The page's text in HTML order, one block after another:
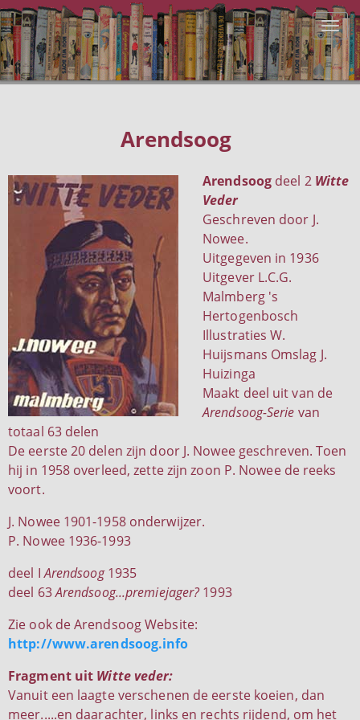
Arendsoog
Arendsoogdeel 2 Witte
Veder
Geschreven door J.
Nowee.
Uitgegeven in 1936
Uitgever L.C.G.
Malmberg 's
Hertogenbosch
Illustraties W.
Huijsmans Omslag J.
Huizinga
Maakt deel uit van de
Arendsoog-Serie van
totaal 63 delen
De eerste 20 delen zijn door J. Nowee geschreven. Toen
hij in 1958 overleed, zette zijn zoon P. Nowee de reeks
voort.
J. Nowee 1901-1958 onderwijzer.
P. Nowee 1936-1993
deel IArendsoog1935
deel 63Arendsoog...premiejager?1993
Zie ook de Arendsoog Website:
http://www.arendsoog.info
Fragment uit Witte veder:
Vanuit een laagte verschenen de eerste koeien, dan
meer.....en daarachter, links en rechts rijdend, om het